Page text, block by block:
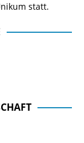
statt.